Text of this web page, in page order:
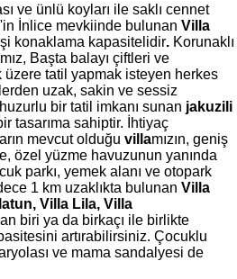
ve ünlü koyları ile saklı cennet
İnlice mevkiinde bulunan Villa
konaklama kapasitelidir. Korunaklı
Başta balayı çiftleri ve
tatil yapmak isteyen herkes
uzak, sakin ve sessiz
bir tatil imkanı sunan jakuzili
tasarıma sahiptir. İhtiyaç
mevcut olduğu villamızın, geniş
özel yüzme havuzunun yanında
parkı, yemek alanı ve otopark
1 km uzaklıkta bulunan Villa
Villa Lila, Villa
biri ya da birkaçı ile birlikte
artırabilirsiniz. Çocuklu
ve mama sandalyesi de